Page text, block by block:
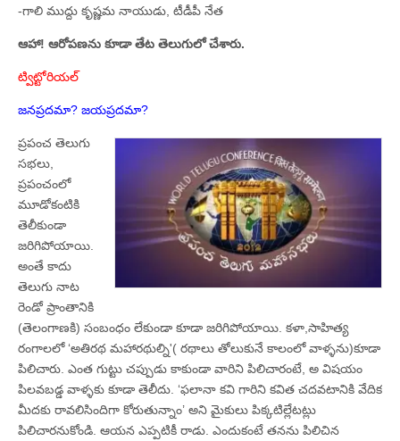
-గాలి ముద్దు కృష్ణమ నాయుడు, టీడీపీ నేత
ఆహా! ఆరోపణను కూడా తేట తెలుగులో చేశారు.
ట్విట్టోరియల్‌
జనప్రదమా? జయప్రదమా?
ప్రపంచ తెలుగు
సభలు,
ప్రపంచంలో
మూడోకంటికి
తెలీకుండా
జరిగిపోయాయి.
అంతే కాదు
తెలుగు నాట
రెండో ప్రాంతానికి
(తెలంగాణకి) సంబంధం లేకుండా కూడా జరిగిపోయాయి. కళా,సాహిత్య
రంగాలలో ‘అతిరథ మహారథుల్ని'( రథాలు తోలుకునే కాలంలో వాళ్ళను)కూడా
పిలిచారు. ఎంత గుట్టు చప్పుడు కాకుండా వారిని పిలిచారంటే, అ విషయం
పిలవబడ్డ వాళ్ళకు కూడా తెలీదు. ‘ఫలానా కవి గారిని కవిత చదవటానికి వేదిక
మీదకు రావలిసిందిగా కోరుతున్నాం’ అని మైకులు పిక్కటిల్లేటట్లు
పిలిచారనుకోండి. ఆయన ఎప్పటికీ రాడు. ఎందుకంటే తనను పిలిచిన